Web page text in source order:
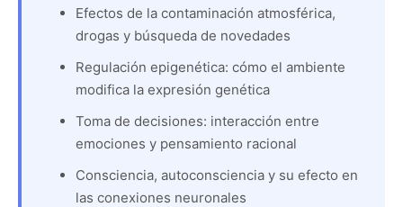
Efectos de la contaminación atmosférica,
drogas y búsqueda de novedades
Regulación epigenética: cómo el ambiente
modifica la expresión genética
Toma de decisiones: interacción entre
emociones y pensamiento racional
Consciencia, autoconsciencia y su efecto en
las conexiones neuronales